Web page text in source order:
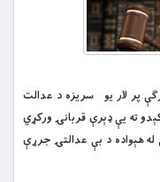
پر لار یو سریزه د عدالت
ته یې ډېرې قربانۍ ورکړي
هېواده د بې عدالتۍ جرړې